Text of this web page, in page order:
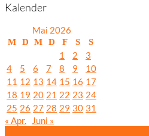
Kalender
Mai 2026
M D M D F S S
1 2
3
4
5 6 7 8 9
10
11 12 13 14 15 16 17
18 19 20 21 22 23 24
25 26 27 28 29 30 31
« Apr.
Juni »